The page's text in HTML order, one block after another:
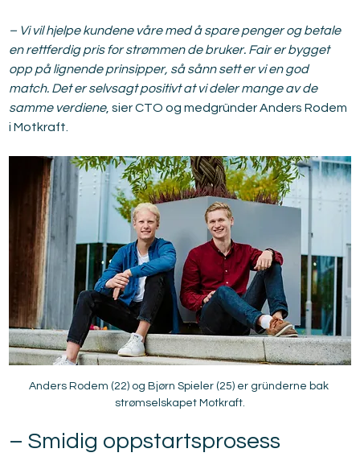
– Vi vil hjelpe kundene våre med å spare penger og betale
en rettferdig pris for strømmen de bruker. Fair er bygget
opp på lignende prinsipper, så sånn sett er vi en god
match. Det er selvsagt positivt at vi deler mange av de
samme verdiene, sier CTO og medgründer Anders Rodem
i Motkraft.
Anders Rodem (22) og Bjørn Spieler (25) er gründerne bak
strømselskapet Motkraft.
– Smidig oppstartsprosess